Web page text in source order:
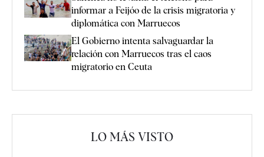
informar a Feijóo de la crisis migratoria y
diplomática con Marruecos
El Gobierno intenta salvaguardar la
relación con Marruecos tras el caos
migratorio en Ceuta
LO MÁS VISTO